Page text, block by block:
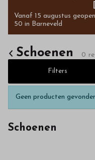
Bestel
hoge
kwaliteit
in
Vanaf 15 augustus
50 in Barneveld
Schoenen 0
Filters
Geen producten
Schoenen